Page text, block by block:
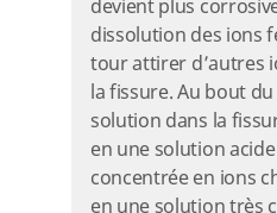
devient plus
dissolution des ions
tour attirer d’autres
la fissure. Au bout
solution dans la
en une solution
concentrée en ions